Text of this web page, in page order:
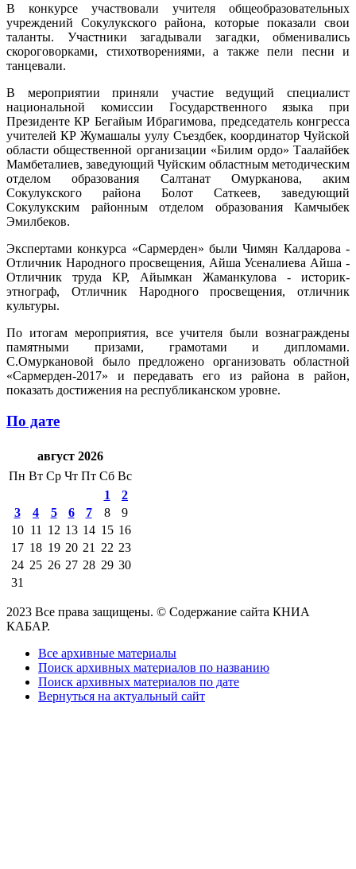
В конкурсе участвовали учителя общеобразовательных
учреждений Сокулукского района, которые показали свои
таланты. Участники загадывали загадки, обменивались
скороговорками, стихотворениями, а также пели песни и
танцевали.
В мероприятии приняли участие ведущий специалист
национальной комиссии Государственного языка при
Президенте КР Бегайым Ибрагимова, председатель конгресса
учителей КР Жумашалы уулу Съездбек, координатор Чуйской
области общественной организации «Билим ордо» Таалайбек
Мамбеталиев, заведующий Чуйским областным методическим
отделом образования Салтанат Омурканова, аким
Сокулукского района Болот Саткеев, заведующий
Сокулукским районным отделом образования Камчыбек
Эмилбеков.
Экспертами конкурса «Сармерден» были Чимян Калдарова -
Отличник Народного просвещения, Айша Усеналиева Айша -
Отличник труда КР, Айымкан Жаманкулова - историк-
этнограф, Отличник Народного просвещения, отличник
культуры.
По итогам мероприятия, все учителя были вознаграждены
памятными призами, грамотами и дипломами.
С.Омуркановой было предложено организовать областной
«Сармерден-2017» и передавать его из района в район,
показать достижения на республиканском уровне.
По дате
август 2026
Пн Вт Ср Чт Пт Сб Вс
1
2
3
4 5 6 7 8
9
10 11 12 13 14 15 16
17 18 19 20 21 22 23
24 25 26 27 28 29 30
31
2023 Все права защищены. © Содержание сайта КНИА
КАБАР.
Все архивные материалы
Поиск архивных материалов по названию
Поиск архивных материалов по дате
Вернуться на актуальный сайт